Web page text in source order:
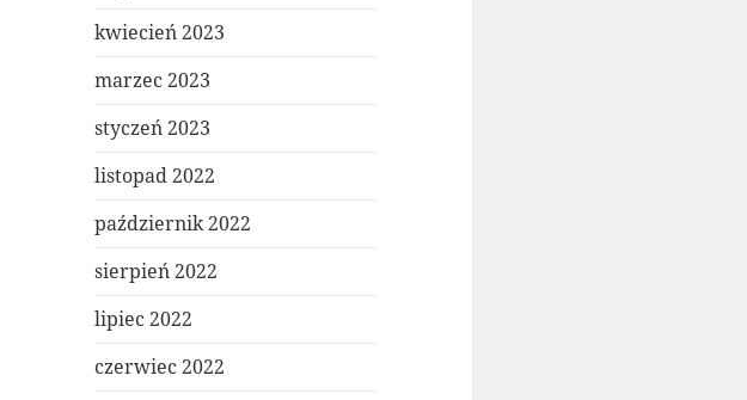
kwiecień 2023
marzec 2023
styczeń 2023
listopad 2022
październik 2022
sierpień 2022
lipiec 2022
czerwiec 2022